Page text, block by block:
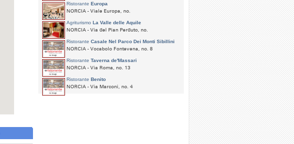
Ristorante Europa
NORCIA - Viale Europa, no.
Agriturismo La Valle delle Aquile
NORCIA - Via del Pian Perduto, no.
Ristorante Casale Nel Parco Dei Monti Sibillini
NORCIA - Vocabolo Fontevena, no. 8
Ristorante Taverna de'Massari
NORCIA - Via Roma, no. 13
Ristorante Benito
NORCIA - Via Marconi, no. 4